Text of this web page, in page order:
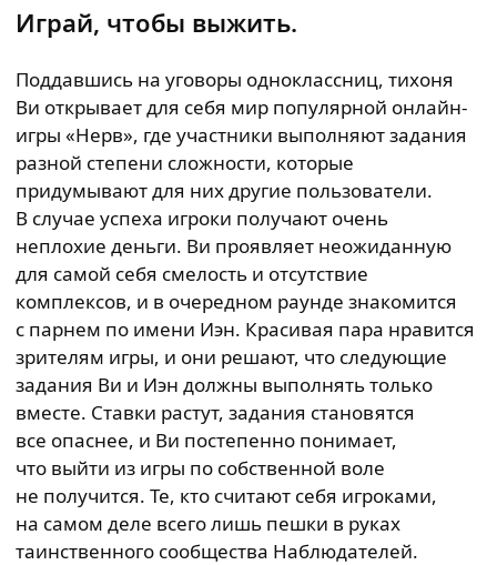
Играй, чтобы выжить.
Поддавшись на уговоры одноклассниц, тихоня
Ви открывает для себя мир популярной онлайн-
игры «Нерв», где участники выполняют задания
разной степени сложности, которые
придумывают для них другие пользователи.
В случае успеха игроки получают очень
неплохие деньги. Ви проявляет неожиданную
для самой себя смелость и отсутствие
комплексов, и в очередном раунде знакомится
с парнем по имени Иэн. Красивая пара нравится
зрителям игры, и они решают, что следующие
задания Ви и Иэн должны выполнять только
вместе. Ставки растут, задания становятся
все опаснее, и Ви постепенно понимает,
что выйти из игры по собственной воле
не получится. Те, кто считают себя игроками,
на самом деле всего лишь пешки в руках
таинственного сообщества Наблюдателей.